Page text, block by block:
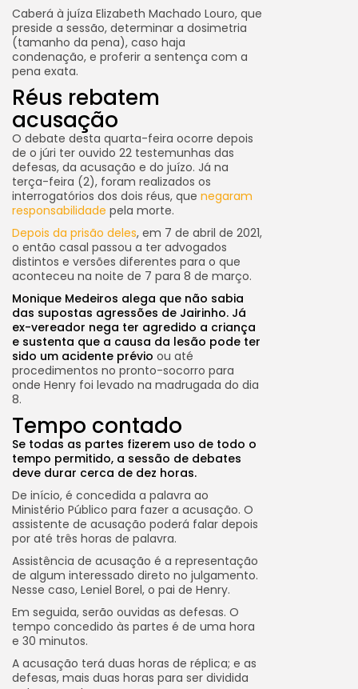
Caberá à juíza Elizabeth Machado Louro, que
preside a sessão, determinar a dosimetria
(tamanho da pena), caso haja
condenação, e proferir a sentença com a
pena exata.
Réus rebatem
acusação
O debate desta quarta-feira ocorre depois
de o júri ter ouvido 22 testemunhas das
defesas, da acusação e do juízo. Já na
terça-feira (2), foram realizados os
interrogatórios dos dois réus, que negaram
responsabilidade pela morte.
Depois da prisão deles, em 7 de abril de 2021,
o então casal passou a ter advogados
distintos e versões diferentes para o que
aconteceu na noite de 7 para 8 de março.
Monique Medeiros alega que não sabia
das supostas agressões de Jairinho. Já
ex-vereador nega ter agredido a criança
e sustenta que a causa da lesão pode ter
sido um acidente prévio ou até
procedimentos no pronto-socorro para
onde Henry foi levado na madrugada do dia
8.
Tempo contado
Se todas as partes fizerem uso de todo o
tempo permitido, a sessão de debates
deve durar cerca de dez horas.
De início, é concedida a palavra ao
Ministério Público para fazer a acusação. O
assistente de acusação poderá falar depois
por até três horas de palavra.
Assistência de acusação é a representação
de algum interessado direto no julgamento.
Nesse caso, Leniel Borel, o pai de Henry.
Em seguida, serão ouvidas as defesas. O
tempo concedido às partes é de uma hora
e 30 minutos.
A acusação terá duas horas de réplica; e as
defesas, mais duas horas para ser dividida